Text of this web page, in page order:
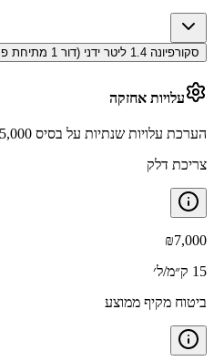
סקורפיונה 1.4 ליטר ידני (דור 1 מתיחת פנים)
עלויות אחזקה
הערכת עלויות שנתיות על בסיס 15,000 ק״מ בשנה
צריכת דלק
₪7,000
15 ק״מ/ל׳
ביטוח מקיף ממוצע